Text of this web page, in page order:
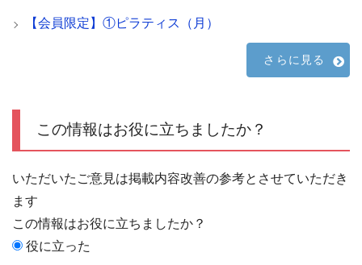
【会員限定】①ピラティス（月）
さらに見る
この情報はお役に立ちましたか？
いただいたご意見は掲載内容改善の参考とさせていただき
ます
この情報はお役に立ちましたか？
役に立った